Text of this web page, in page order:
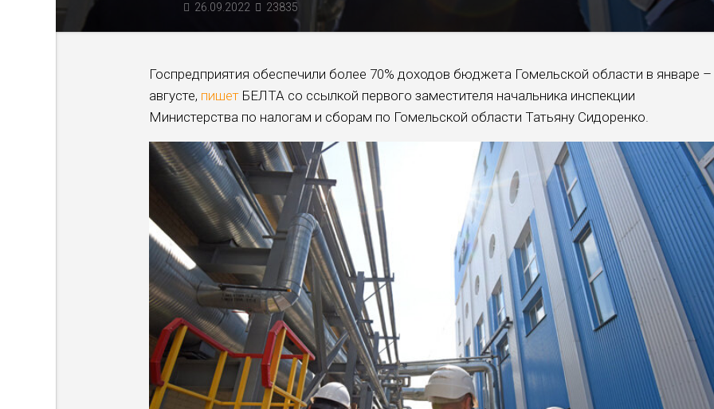
26.09.2022 23835
Госпредприятия обеспечили более 70% доходов бюджета Гомельской области в январе –
августе, пишет БЕЛТА со ссылкой первого заместителя начальника инспекции
Министерства по налогам и сборам по Гомельской области Татьяну Сидоренко.